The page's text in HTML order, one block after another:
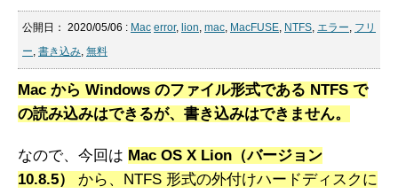
公開日： 2020/05/06 : Mac error, lion, mac, MacFUSE, NTFS, エラー, フリ
ー, 書き込み, 無料
Mac から Windows のファイル形式である NTFS で
の読み込みはできるが、書き込みはできません。
なので、今回は Mac OS X Lion（バージョン
10.8.5）
から、NTFS 形式の外付けハードディスクに